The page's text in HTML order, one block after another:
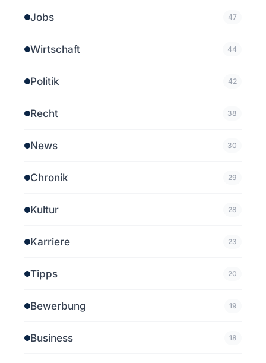
Jobs 47
Wirtschaft 44
Politik 42
Recht 38
News 30
Chronik 29
Kultur 28
Karriere 23
Tipps 20
Bewerbung 19
Business 18